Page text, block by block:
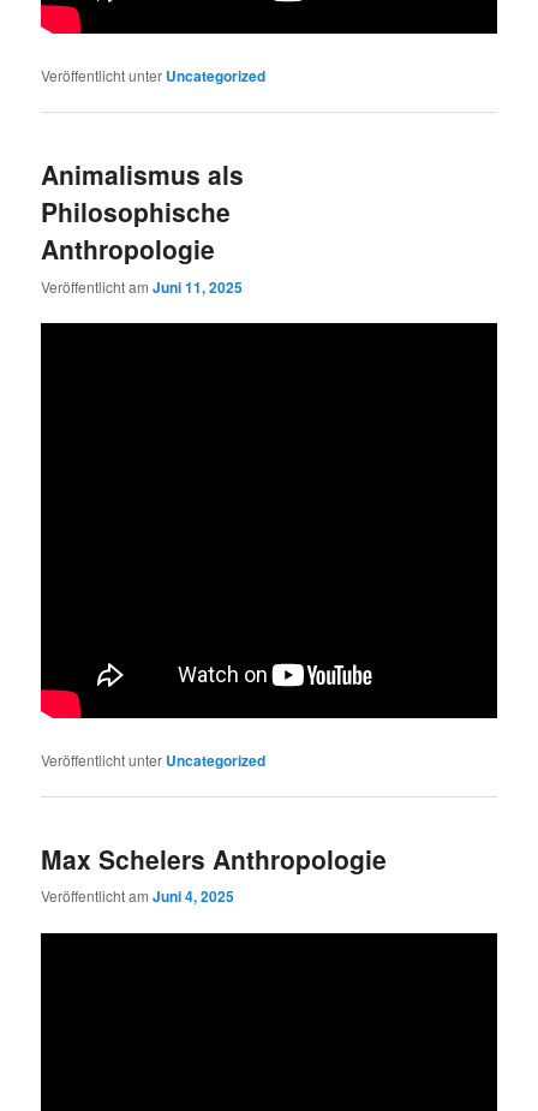
Veröffentlicht unter Uncategorized
Animalismus als
Philosophische
Anthropologie
Veröffentlicht amJuni 11, 2025
Veröffentlicht unter Uncategorized
Max Schelers Anthropologie
Veröffentlicht amJuni 4, 2025